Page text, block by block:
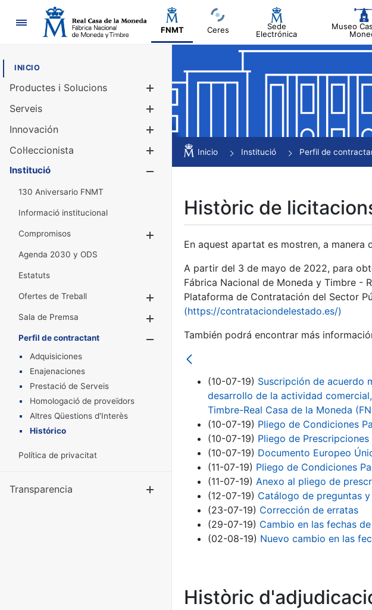
Navegació
FNMT Ceres
Sede
Electrónica
Museo
INICIO
Productes i Solucions
Mostra/Amaga
Serveis
Innovación
Col·leccionista
Mostra/Amaga
Institució
130 Aniversario FNMT
Informació institucional
Compromisos
Agenda 2030 y ODS
Estatuts
Ofertes de Treball
Mostra/Amaga
Sala de Premsa
Mostra/Amaga
Perfil de contractant
Mostra/Amaga
Adquisiciones
Enajenaciones
Prestació de Serveis
Homologació de proveïdors
Altres Qüestions d'Interès
Histórico
Política de privacitat
Transparencia Mostra/Amaga
Inicio Institució Perfil de
Històric de
En aquest apartat es mostren, a
A partir del 3 de mayo de 2022, para
Fábrica Nacional de Moneda y Timbre -
Plataforma de Contratación del Sector
(https://contrataciondelestado.es/)
También podrá encontrar más
(10-07-19) Suscripción de acuerdo
desarrollo de la actividad
Timbre-Real Casa de la Moneda
(10-07-19) Pliego de Condiciones
(10-07-19) Pliego de Prescripciones
(10-07-19) Documento Europeo
(11-07-19) Pliego de Condiciones
(11-07-19) Anexo al pliego de
(12-07-19) Catálogo de preguntas
(23-07-19) Corrección de erratas
(29-07-19) Cambio en las fechas
(02-08-19) Nuevo cambio en las
Històric